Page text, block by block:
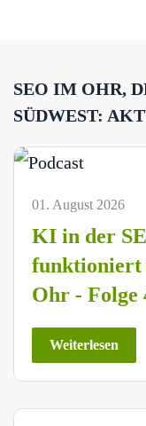
SEO IM OHR,
SÜDWEST:
01. August 2026
KI in der
funktioniert
Ohr - Folge
Weiterlesen